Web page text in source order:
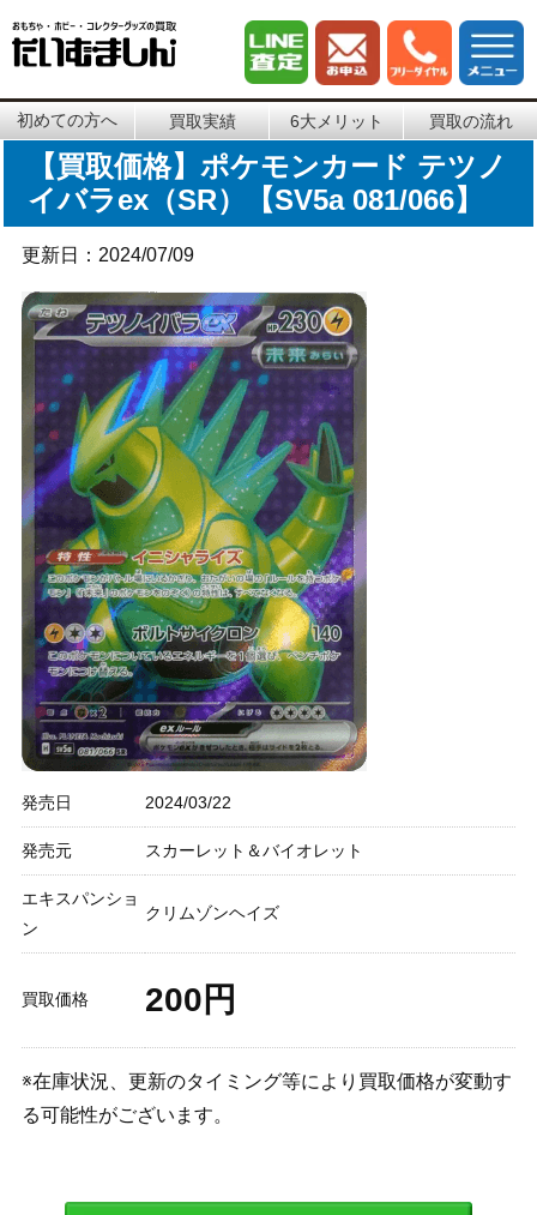
初めての方へ 買取実績 6大メリット 買取の流れ
【買取価格】ポケモンカード テツノ
イバラex（SR）【SV5a 081/066】
更新日：2024/07/09
発売日 2024/03/22
発売元 スカーレット＆バイオレット
エキスパンショ
ン
クリムゾンヘイズ
買取価格 200円
※在庫状況、更新のタイミング等により買取価格が変動す
る可能性がございます。